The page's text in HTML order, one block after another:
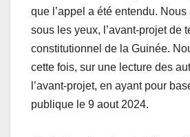
que l’appel a été entendu.
sous les yeux, l’avant-projet de
constitutionnel de la Guinée.
cette fois, sur une lecture des
l’avant-projet, en ayant pour
publique le 9 aout 2024.